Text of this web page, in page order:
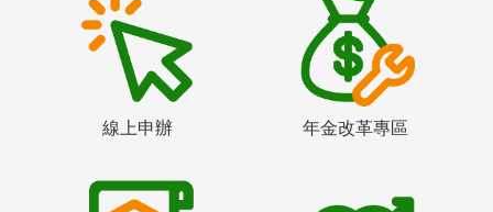
線上申辦 年金改革專區